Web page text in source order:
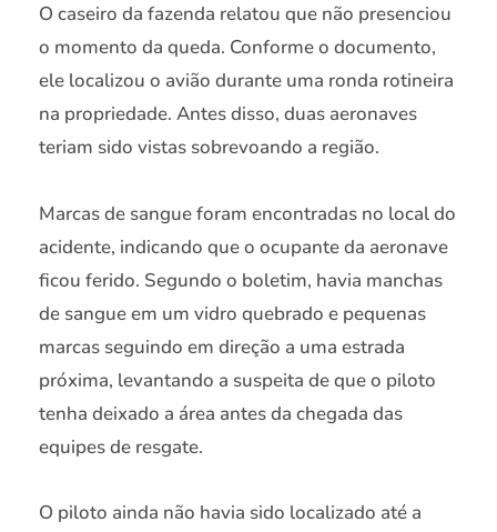
O caseiro da fazenda relatou que não presenciou
o momento da queda. Conforme o documento,
ele localizou o avião durante uma ronda rotineira
na propriedade. Antes disso, duas aeronaves
teriam sido vistas sobrevoando a região.
Marcas de sangue foram encontradas no local do
acidente, indicando que o ocupante da aeronave
ficou ferido. Segundo o boletim, havia manchas
de sangue em um vidro quebrado e pequenas
marcas seguindo em direção a uma estrada
próxima, levantando a suspeita de que o piloto
tenha deixado a área antes da chegada das
equipes de resgate.
O piloto ainda não havia sido localizado até a